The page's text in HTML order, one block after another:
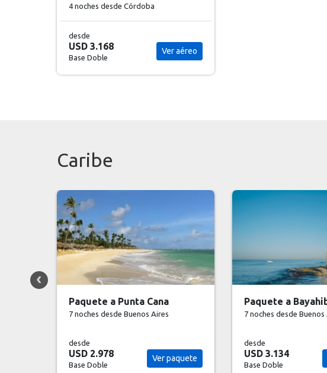
4 noches desde Córdoba
desde
USD 3.168
Base Doble
Ver aéreo
Caribe
Paquete a Bayahibe
7 noches desde Buenos Aires
desde
USD 3.134
Base Doble
Ver paquete
Paquete a Aruba
7 noches
desde
USD 3.314
Base Doble